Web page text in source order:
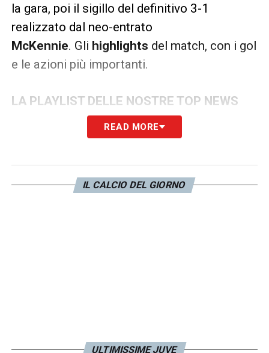
la gara, poi il sigillo del definitivo 3-1
realizzato dal neo-entrato
McKennie. Gli highlights del match, con i gol
e le azioni più importanti.
LA PLAYLIST DELLE NOSTRE TOP NEWS
READ MORE
IL CALCIO DEL GIORNO
ULTIMISSIME JUVE